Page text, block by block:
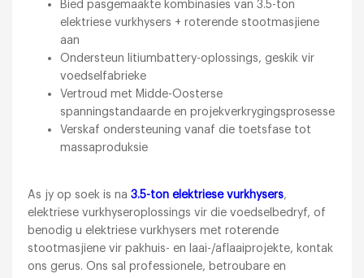
Bied pasgemaakte kombinasies van 3.5-ton
elektriese vurkhysers + roterende stootmasjiene
aan
Ondersteun litiumbattery-oplossings, geskik vir
voedselfabrieke
Vertroud met Midde-Oosterse
spanningstandaarde en projekverkrygingsprosesse
Verskaf ondersteuning vanaf die toetsfase tot
massaproduksie
As jy op soek is na3.5-ton elektriese vurkhysers,
elektriese vurkhyseroplossings vir die voedselbedryf, of
benodig u elektriese vurkhysers met roterende
stootmasjiene vir pakhuis- en laai-/aflaaiprojekte, kontak
ons gerus. Ons sal professionele, betroubare en